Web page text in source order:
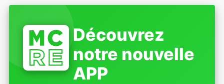
Découvrez
notre nouvelle
APP